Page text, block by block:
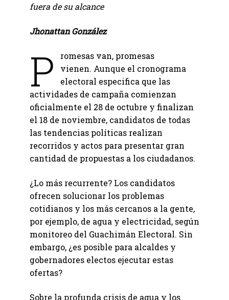
fuera de su alcance
Jhonattan González
P
romesas van, promesas
vienen. Aunque el cronograma
electoral especifica que las
actividades de campaña comienzan
oficialmente el 28 de octubre y finalizan
el 18 de noviembre, candidatos de todas
las tendencias políticas realizan
recorridos y actos para presentar gran
cantidad de propuestas a los ciudadanos.
¿Lo más recurrente? Los candidatos
ofrecen solucionar los problemas
cotidianos y los más cercanos a la gente,
por ejemplo, de agua y electricidad, según
monitoreo del Guachimán Electoral. Sin
embargo, ¿es posible para alcaldes y
gobernadores electos ejecutar estas
ofertas?
Sobre la profunda crisis de agua y los